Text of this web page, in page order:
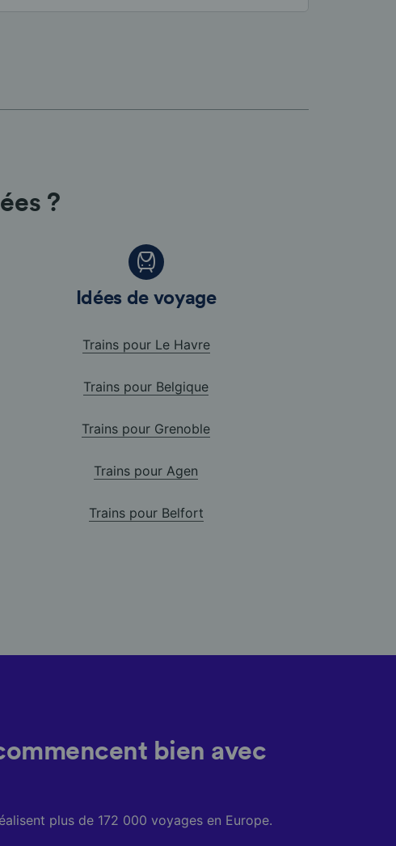
?
Idées de voyage
Trains pour Le Havre
Trains pour Belgique
Trains pour Grenoble
Trains pour Agen
Trains pour Belfort
bien avec
plus de 172 000 voyages en Europe.